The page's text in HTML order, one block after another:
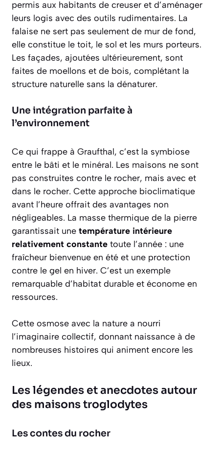
permis aux habitants de creuser et d’aménager
leurs logis avec des outils rudimentaires. La
falaise ne sert pas seulement de mur de fond,
elle constitue le toit, le sol et les murs porteurs.
Les façades, ajoutées ultérieurement, sont
faites de moellons et de bois, complétant la
structure naturelle sans la dénaturer.
Une intégration parfaite à
l’environnement
Ce qui frappe à Graufthal, c’est la symbiose
entre le bâti et le minéral. Les maisons ne sont
pas construites contre le rocher, mais avec et
dans le rocher. Cette approche bioclimatique
avant l’heure offrait des avantages non
négligeables. La masse thermique de la pierre
garantissait une température intérieure
relativement constante toute l’année : une
fraîcheur bienvenue en été et une protection
contre le gel en hiver. C’est un exemple
remarquable d’habitat durable et économe en
ressources.
Cette osmose avec la nature a nourri
l’imaginaire collectif, donnant naissance à de
nombreuses histoires qui animent encore les
lieux.
Les légendes et anecdotes autour
des maisons troglodytes
Les contes du rocher